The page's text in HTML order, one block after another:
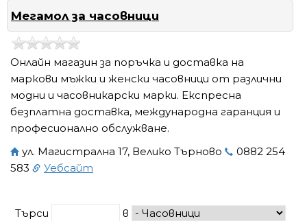
Мегамол за часовници
Онлайн магазин за поръчка и доставка на
маркови мъжки и женски часовници от различни
модни и часовникарски марки. Експресна
безплатна доставка, международна гаранция и
професионално обслужване.
ул. Магистрална 17, Велико Търново
0882 254
583
Уебсайт
Търси
в